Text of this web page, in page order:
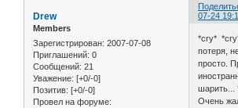
07-24
Drew
Members
Зарегистрирован: 2007-07-08
Приглашений: 0
Сообщений: 21
Уважение: [+0/-0]
Позитив: [+0/-0]
Провел на форуме:
*cry*
потеря,
просто.
Очень